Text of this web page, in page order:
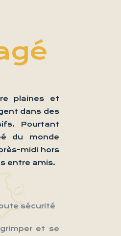
plaines et
dans des
Pourtant
du monde
midi hors
entre amis.
sécurité
et se